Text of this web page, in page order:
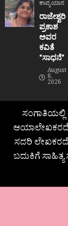
ಕಾವ್ಯಯಾನ
ರಾಜೇಶ್ವರಿ
ಪ್ರಕಾಶ
ಅವರ
ಕವಿತೆ
“ಸಾಧನೆ”
August
8,
2026
ಸಂಗಾತಿಯಲ್ಲಿ
ಸದರಿ ಲೇಖಕರದೆ
ಬದುಕಿಗೆ